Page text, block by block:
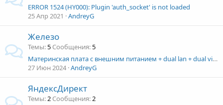
ERROR 1524 (HY000): Plugin 'auth_socket' is not loaded
25 Апр 2021
AndreyG
Железо
Темы 5 Сообщения 5
Материнская плата с внешним питанием + dual lan + dual video
27 Июн 2024 AndreyG
ЯндексДирект
Темы 2 Сообщения 2